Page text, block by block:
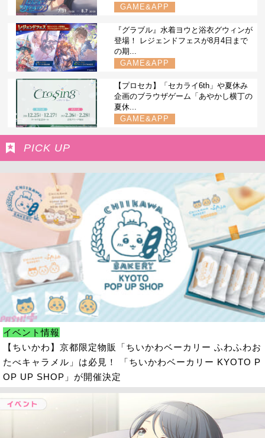
GAME&APP
『グラブル』水着ヨウと浴衣グウィンが
登場！ レジェンドフェスが8月4日まで
の期...
GAME&APP
【プロセカ】「セカライ6th」や夏休み
企画のブラウザゲーム「あやかし横丁の
夏休...
GAME&APP
PICK UP
イベント情報
【ちいかわ】京都限定物販「ちいかわベーカリー ふわふわお
たべキャラメル」は必見！ 「ちいかわベーカリー KYOTO P
OP UP SHOP」が開催決定